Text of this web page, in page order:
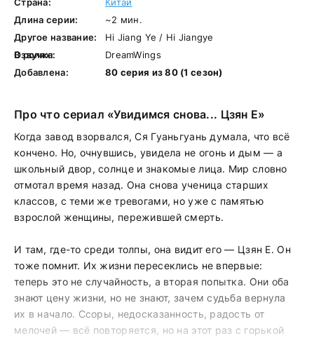
Длина серии:
~2 мин.
Другое название:
Hi Jiang Ye / Hi Jiangye
В ролях:
Озвучка:
DreamWings
Добавлена:
80 серия из 80 (1 сезон)
Про что сериал «Увидимся снова... Цзян Е»
Когда завод взорвался, Ся Гуаньгуань думала, что всё
кончено. Но, очнувшись, увидела не огонь и дым — а
школьный двор, солнце и знакомые лица. Мир словно
отмотал время назад. Она снова ученица старших
классов, с теми же тревогами, но уже с памятью
взрослой женщины, пережившей смерть.
И там, где-то среди толпы, она видит его — Цзян Е. Он
тоже помнит. Их жизни пересеклись не впервые:
теперь это не случайность, а вторая попытка. Они оба
знают цену жизни, но не знают, зачем судьба вернула
их в начало. Ссоры, недосказанность, радость от
мелочей — всё повторяется, но на этот раз с горькой